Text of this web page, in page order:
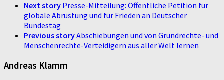
Next story Presse-Mitteilung: Öffentliche Petition für
globale Abrüstung und für Frieden an Deutscher
Bundestag
Previous storyAbschiebungen und von Grundrechte- und
Menschenrechte-Verteidigern aus aller Welt lernen
Andreas Klamm